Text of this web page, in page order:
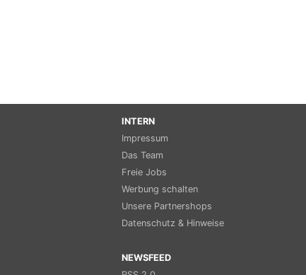
INTERN
Impressum
Das Team
Freie Jobs
Werbung schalten
Unsere Partnershops
Datenschutz & Hinweise
NEWSFEED